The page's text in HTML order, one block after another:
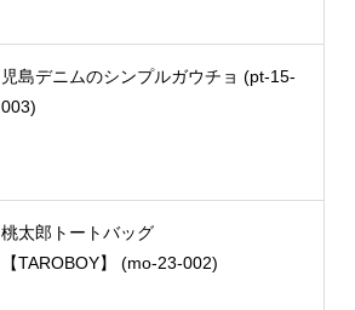
児島デニムのシンプルガウチョ (pt-15-
003)
桃太郎トートバッグ
【TAROBOY】 (mo-23-002)